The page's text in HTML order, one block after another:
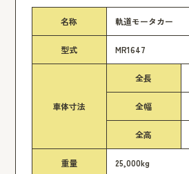
名称 軌道モータカー
型式 MR1647
車体寸法
全長
全幅
全高
重量 25,000kg